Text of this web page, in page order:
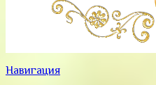
Навигация